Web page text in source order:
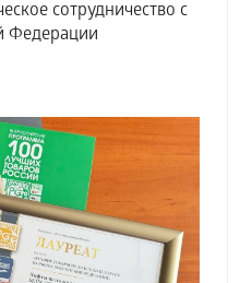
сотрудничество с
Федерации